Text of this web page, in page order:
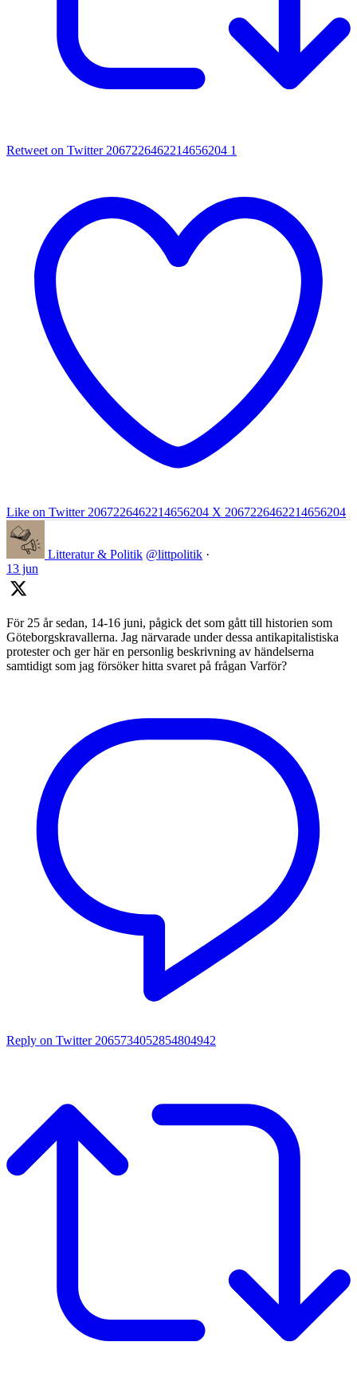
Retweet on Twitter 2067226462214656204 1
Like on Twitter 2067226462214656204 X 2067226462214656204
Litteratur & Politik @littpolitik ·
13 jun
För 25 år sedan, 14-16 juni, pågick det som gått till historien som
Göteborgskravallerna. Jag närvarade under dessa antikapitalistiska
protester och ger här en personlig beskrivning av händelserna
samtidigt som jag försöker hitta svaret på frågan Varför?
Reply on Twitter 2065734052854804942